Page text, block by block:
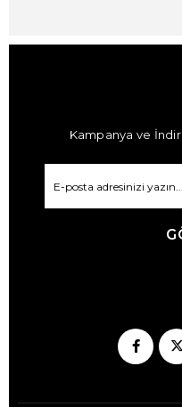
Kampanya ve